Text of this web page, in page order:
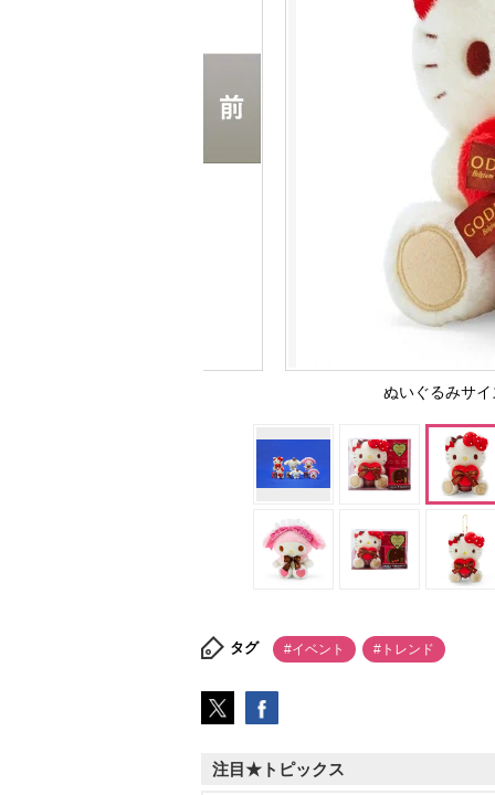
ぬいぐるみサ
タグ #イベント #トレンド
注目★トピックス